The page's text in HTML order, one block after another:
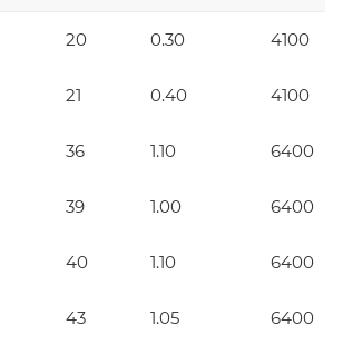
20 0.30 4100
21 0.40 4100
36 1.10 6400
39 1.00 6400
40 1.10 6400
43 1.05 6400